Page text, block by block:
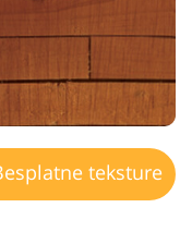
teksture